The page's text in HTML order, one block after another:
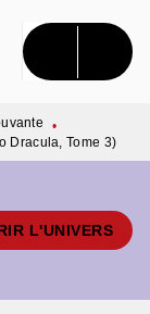
•
Dracula, Tome 3)
L'UNIVERS